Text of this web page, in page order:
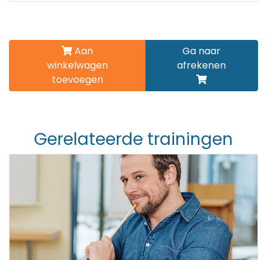
Aan
winkelwagen
toevoegen
Ga naar
afrekenen
Gerelateerde trainingen